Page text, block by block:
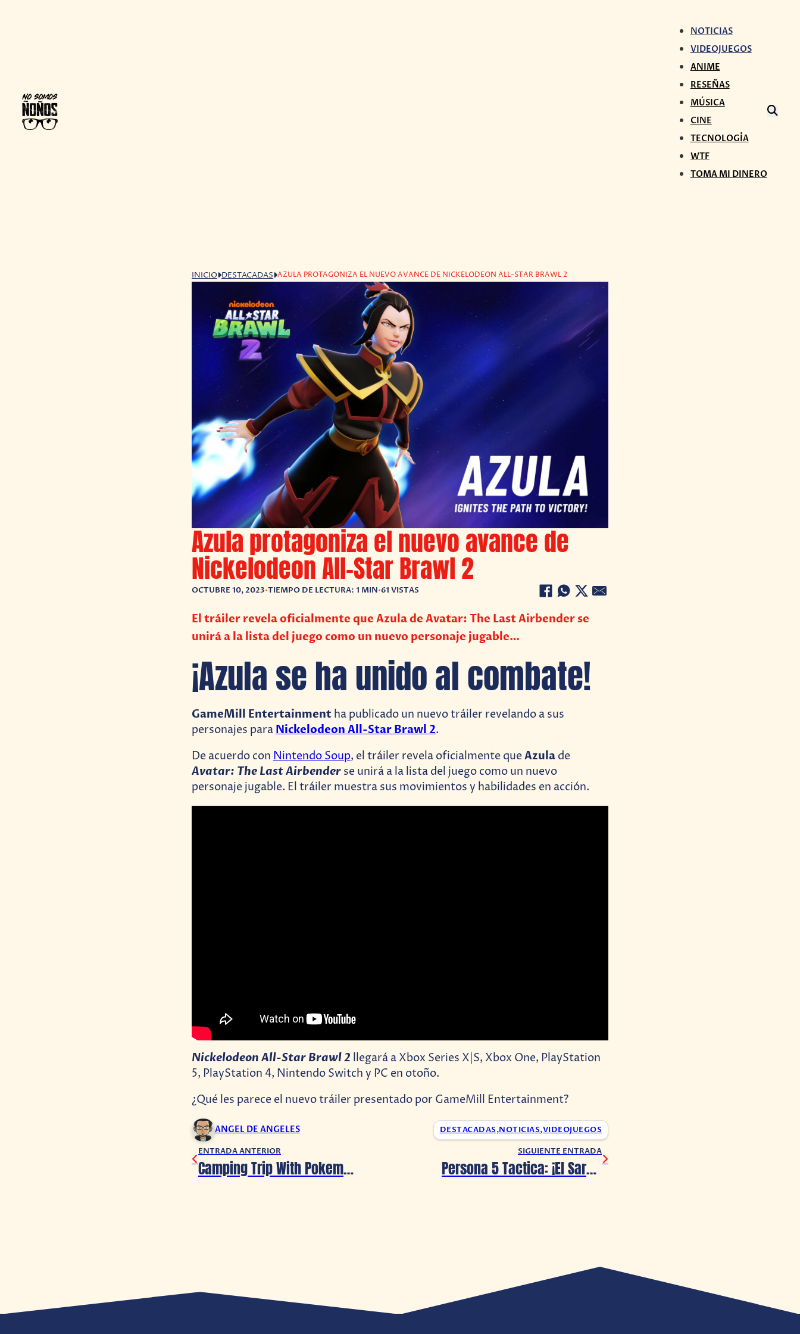
NOTICIAS
VIDEOJUEGOS
ANIME
RESEÑAS
MÚSICA
CINE
TECNOLOGÍA
WTF
TOMA MI DINERO
INICIO DESTACADAS AZULA PROTAGONIZA EL NUEVO AVANCE DE NICKELODEON ALL-STAR BRAWL 2
Azula protagoniza el nuevo avance de
Nickelodeon All-Star Brawl 2
OCTUBRE 10, 2023•TIEMPO DE LECTURA: 1 MIN•61 VISTAS
El tráiler revela oficialmente que Azula de Avatar: The Last Airbender se
unirá a la lista del juego como un nuevo personaje jugable…
¡Azula se ha unido al combate!
GameMill Entertainment ha publicado un nuevo tráiler revelando a sus
personajes para Nickelodeon All-Star Brawl 2.
De acuerdo con Nintendo Soup, el tráiler revela oficialmente queAzula de
Avatar: The Last Airbender se unirá a la lista del juego como un nuevo
personaje jugable. El tráiler muestra sus movimientos y habilidades en acción.
Nickelodeon All-Star Brawl 2 llegará a Xbox Series X|S, Xbox One, PlayStation
5, PlayStation 4, Nintendo Switch y PC en otoño.
¿Qué les parece el nuevo tráiler presentado por GameMill Entertainment?
ANGEL DE ANGELES DESTACADAS,NOTICIAS,VIDEOJUEGOS
ENTRADA ANTERIOR
Camping Trip With Pokemon: ¡El episodio 1 ya está disponible!
SIGUIENTE ENTRADA
Persona 5 Tactica: ¡El Sargento Morgana lanza su tercer vídeo de instrucciones!